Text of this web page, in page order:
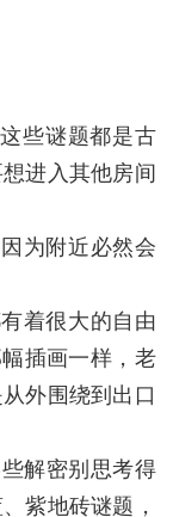
些谜题都是古
进入其他房间
为附近必然会
着很大的自由
插画一样，老
外围绕到出口
解密别思考得
紫地砖谜题，